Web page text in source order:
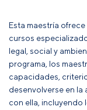
Esta maestría
cursos
legal, social y
programa, los
capacidades,
desenvolverse en
con ella, incluyendo